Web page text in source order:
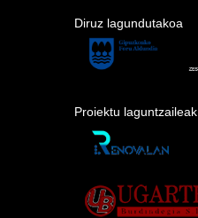
Diruz lagundutakoa
Proiektu laguntzaileak